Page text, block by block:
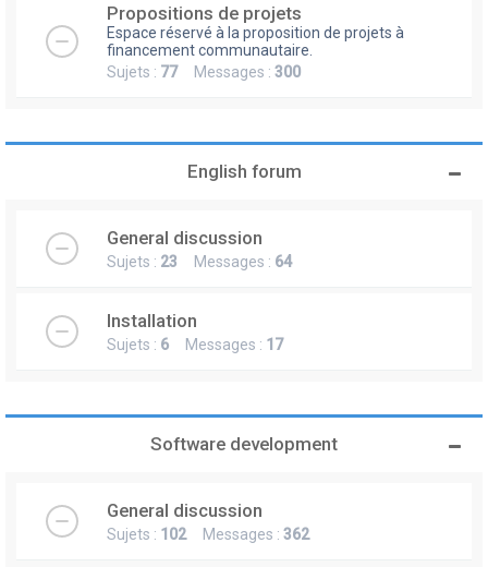
Propositions de projets
Espace réservé à la proposition de projets à
financement communautaire.
Sujets : 77Messages : 300
English forum
General discussion
Sujets : 23 Messages : 64
Installation
Sujets : 6 Messages : 17
Software development
General discussion
Sujets : 102Messages : 362